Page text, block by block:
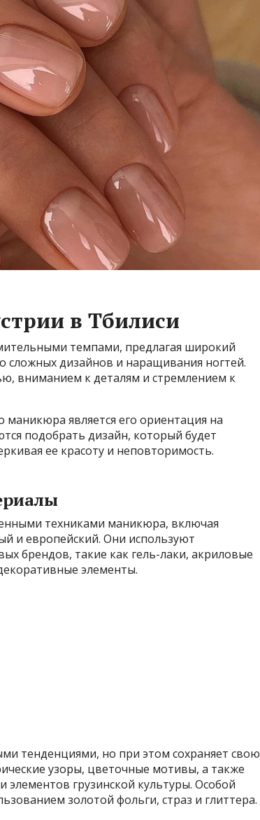
в Тбилиси
темпами, предлагая широкий
сложных дизайнов и наращивания ногтей.
вниманием к деталям и стремлением к
маникюра является его ориентация на
подобрать дизайн, который будет
ее красоту и неповторимость.
техниками маникюра, включая
и европейский. Они используют
брендов, такие как гель-лаки, акриловые
элементы.
тенденциями, но при этом сохраняет свою
узоры, цветочные мотивы, а также
грузинской культуры. Особой
золотой фольги, страз и глиттера.